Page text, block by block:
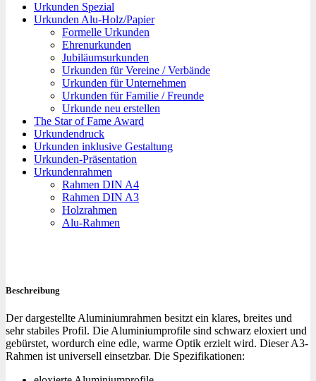
Urkunden Spezial
Urkunden Alu-Holz/Papier
Formelle Urkunden
Ehrenurkunden
Jubiläumsurkunden
Urkunden für Vereine / Verbände
Urkunden für Unternehmen
Urkunden für Familie / Freunde
Urkunde neu erstellen
The Star of Fame Award
Urkundendruck
Urkunden inklusive Gestaltung
Urkunden-Präsentation
Urkundenrahmen
Rahmen DIN A4
Rahmen DIN A3
Holzrahmen
Alu-Rahmen
Beschreibung
Der dargestellte Aluminiumrahmen besitzt ein klares, breites und
sehr stabiles Profil. Die Aluminiumprofile sind schwarz eloxiert und
gebürstet, wordurch eine edle, warme Optik erzielt wird. Dieser A3-
Rahmen ist universell einsetzbar. Die Spezifikationen: